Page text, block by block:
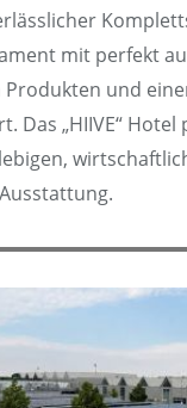
mit perfekt
und
Das „HIIVE“